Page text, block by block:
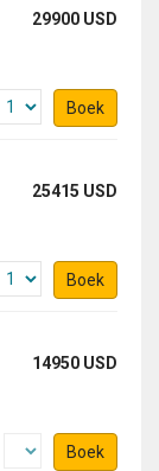
29900 USD
Boek
25415 USD
Boek
14950 USD
Boek